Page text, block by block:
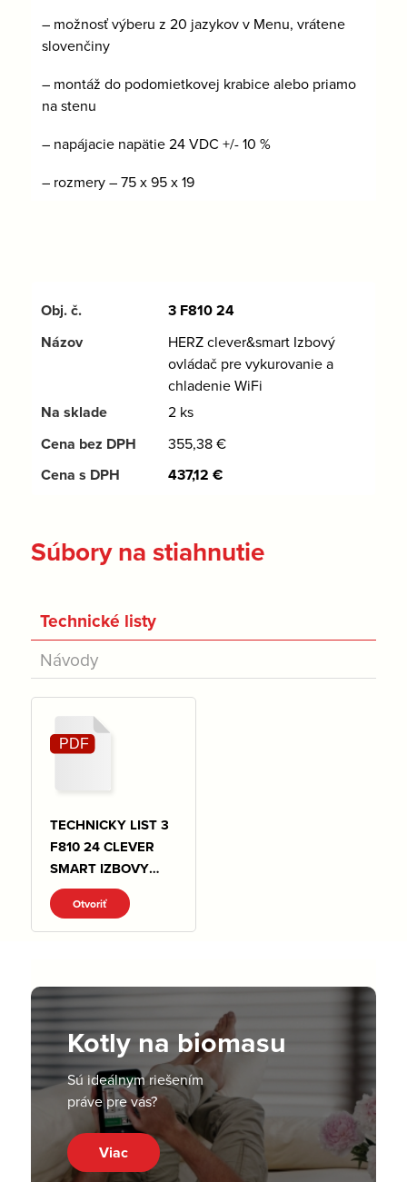
– možnosť výberu z 20 jazykov v Menu, vrátene
slovenčiny
– montáž do podomietkovej krabice alebo priamo
na stenu
– napájacie napätie 24 VDC +/- 10 %
– rozmery – 75 x 95 x 19
3 F810 24
HERZ clever&smart Izbový
ovládač pre vykurovanie a
chladenie WiFi
2 ks
355,38€
437,12 €
Súbory na stiahnutie
Technické listy
Návody
TECHNICKY LIST 3
F810 24 CLEVER
SMART IZBOVY
OVLADAC PRE
VYKUR A CHLAD
WIFI.pdf
Otvoriť
Kotly na biomasu
Sú ideálnym riešením
práve pre vás?
Viac